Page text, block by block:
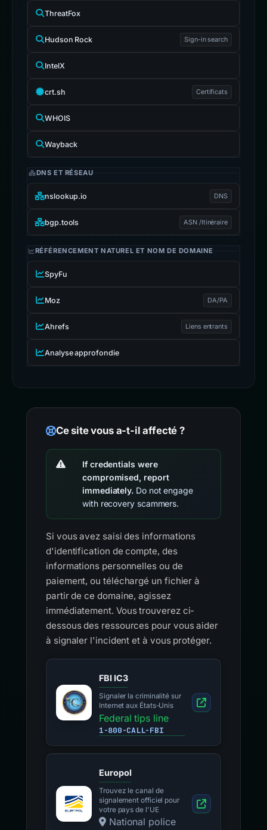
ThreatFox
Hudson Rock Sign-in search
IntelX
crt.sh Certificats
WHOIS
Wayback
DNS ET RÉSEAU
nslookup.io DNS
bgp.tools ASN /Itinéraire
RÉFÉRENCEMENT NATUREL ET NOM DE DOMAINE
SpyFu
Moz DA/PA
Ahrefs Liens entrants
Analyse approfondie
Ce site vous a-t-il affecté ?
If credentials were
compromised, report
immediately. Do not engage
with recovery scammers.
Si vous avez saisi des informations
d'identification de compte, des
informations personnelles ou de
paiement, ou téléchargé un fichier à
partir de ce domaine, agissez
immédiatement. Vous trouverez ci-
dessous des ressources pour vous aider
à signaler l'incident et à vous protéger.
FBI IC3
Signaler la criminalité sur
Internet aux États-Unis
Federal tips line
1-800-CALL-FBI
Europol
Trouvez le canal de
signalement officiel pour
votre pays de l'UE
National police